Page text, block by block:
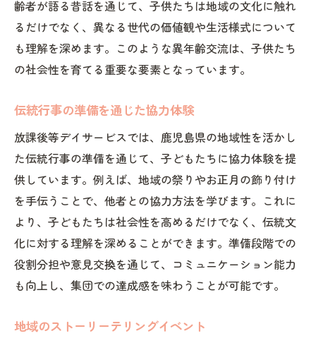
齢者が語る昔話を通じて、子供たちは地域の文化に触れ
るだけでなく、異なる世代の価値観や生活様式について
も理解を深めます。このような異年齢交流は、子供たち
の社会性を育てる重要な要素となっています。
伝統行事の準備を通じた協力体験
放課後等デイサービスでは、鹿児島県の地域性を活かし
た伝統行事の準備を通じて、子どもたちに協力体験を提
供しています。例えば、地域の祭りやお正月の飾り付け
を手伝うことで、他者との協力方法を学びます。これに
より、子どもたちは社会性を高めるだけでなく、伝統文
化に対する理解を深めることができます。準備段階での
役割分担や意見交換を通じて、コミュニケーション能力
も向上し、集団での達成感を味わうことが可能です。
地域のストーリーテリングイベント